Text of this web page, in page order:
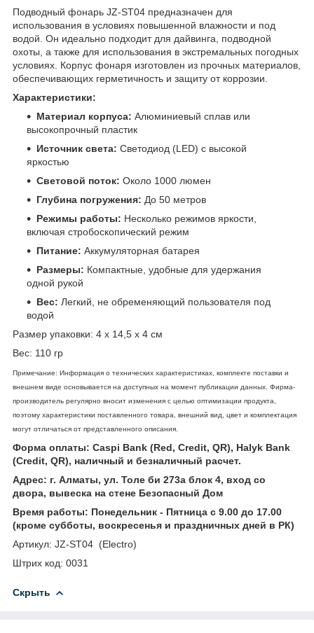
Подводный фонарь JZ-ST04 предназначен для
использования в условиях повышенной влажности и под
водой. Он идеально подходит для дайвинга, подводной
охоты, а также для использования в экстремальных погодных
условиях. Корпус фонаря изготовлен из прочных материалов,
обеспечивающих герметичность и защиту от коррозии.
Характеристики:
Материал корпуса: Алюминиевый сплав или
высокопрочный пластик
Источник света: Светодиод (LED) с высокой
яркостью
Световой поток: Около 1000 люмен
Глубина погружения: До 50 метров
Режимы работы: Несколько режимов яркости,
включая стробоскопический режим
Питание: Аккумуляторная батарея
Размеры: Компактные, удобные для удержания
одной рукой
Вес: Легкий, не обременяющий пользователя под
водой
Размер упаковки: 4 х 14,5 х 4 см
Вес: 110 гр
Примечание: Информация о технических характеристиках, комплекте поставки и
внешнем виде основывается на доступных на момент публикации данных. Фирма-
производитель регулярно вносит изменения с целью оптимизации продукта,
поэтому характеристики поставленного товара, внешний вид, цвет и комплектация
могут отличаться от представленного описания.
Форма оплаты: Caspi Bank (Red, Credit, QR), Halyk Bank
(Credit, QR), наличный и безналичный расчет.
Адрес: г. Алматы, ул. Толе би 273а блок 4, вход со
двора, вывеска на стене Безопасный Дом
Время работы: Понедельник - Пятница с 9.00 до 17.00
(кроме субботы, воскресенья и праздничных дней в РК)
Артикул: JZ-ST04 (Electro)
Штрих код: 0031
Скрыть